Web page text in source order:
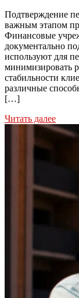
Подтверждение
важным этапом
Финансовые
документально
используют для
минимизировать
стабильности
различные
[…]
Читать далее